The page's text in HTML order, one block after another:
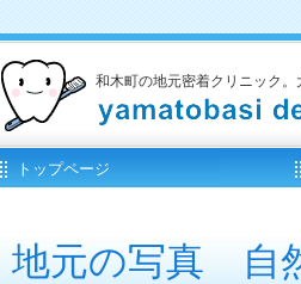
和木町の地元密着クリニック
地元の写真 自
トップページ